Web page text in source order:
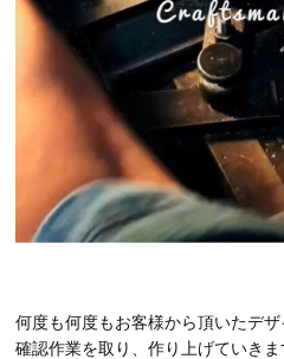
何度も何度もお客様から頂いたデザ
確認作業を取り、作り上げていき